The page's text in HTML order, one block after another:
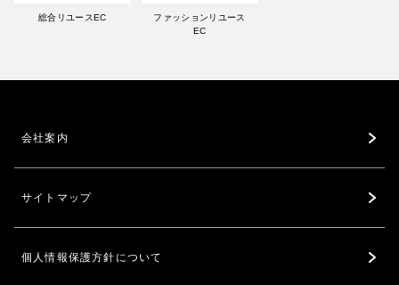
総合リユースEC
ファッションリユース
EC
会社案内
サイトマップ
個人情報保護方針について